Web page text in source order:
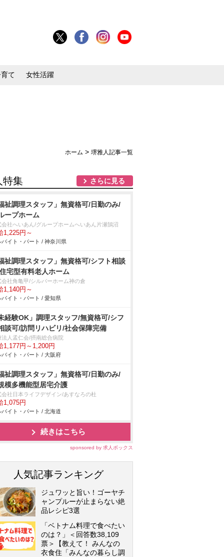
て 女性活躍
ホーム > 堺雅人記事一覧
特集 さらに見る
祉調理スタッフ」無資格可/日勤のみ/
ープホーム
会社へいあん/グループホームへいあん片瀬鵠沼
1,225円～
バイト・パート / 神奈川県
祉調理スタッフ」無資格可/シフト相談
宅型有料老人ホーム
会社角亀甲/シルバーホーム神の倉
1,140円～
バイト・パート / 愛知県
経験OK」調理スタッフ/無資格可/シフ
談可/訪問リハビリ/社会保障完備
法人孟仁会/摂南総合病院
1,177円～1,200円
バイト・パート / 大阪府
祉調理スタッフ」無資格可/日勤のみ/
模多機能型居宅介護
会社日本ライフデザイン/あすなろの杜
1,075円
バイト・パート / 北海道
続きはこちら
sponsored by 求人ボックス
人気記事ランキング
ジュワッと旨い！ゴーヤチ
ャンプルーが止まらない絶
品レシピ3選
「ベトナム料理で食べたい
のは？」＜回答数38,109
票＞【教えて！ みんなの
衣食住「みんなの暮らし調